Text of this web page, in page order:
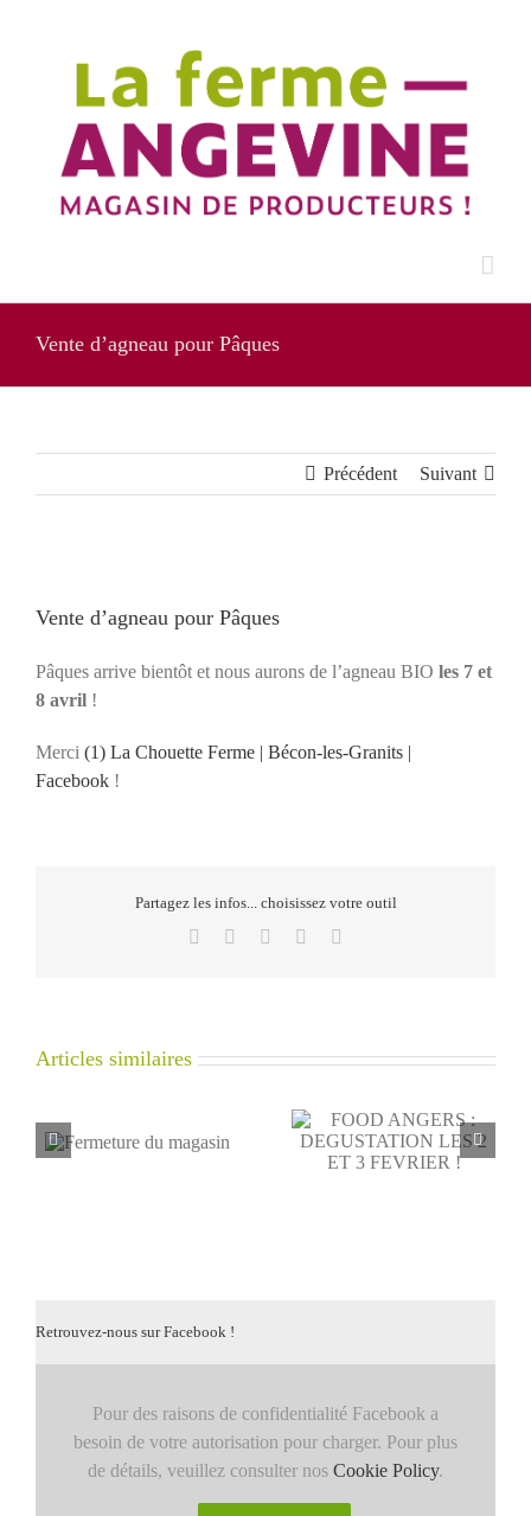
Vente d’agneau pour Pâques
Précédent Suivant
Vente d’agneau pour Pâques
Pâques arrive bientôt et nous aurons de l’agneau BIO les 7 et
8 avril !
Merci (1) La Chouette Ferme | Bécon-les-Granits |
Facebook !
Partagez les infos... choisissez votre outil
Facebook
TwitterReddit LinkedIn
Articles similaires
FOOD ANGERS :
Magasin fermé le 11
Retrouvez-nous sur Facebook !
Pour des raisons de confidentialité Facebook a
besoin de votre autorisation pour charger. Pour plus
de détails, veuillez consulter nos Cookie Policy.